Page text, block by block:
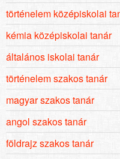
történelem középiskolai
kémia középiskolai tanár
általános iskolai tanár
történelem szakos tanár
magyar szakos tanár
angol szakos tanár
földrajz szakos tanár